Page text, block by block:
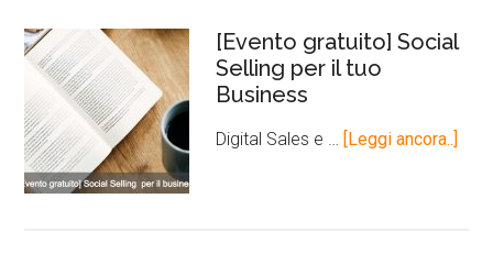
[Evento gratuito] Social
Selling per il tuo
Business
Digital Sales e … [Leggi ancora..]